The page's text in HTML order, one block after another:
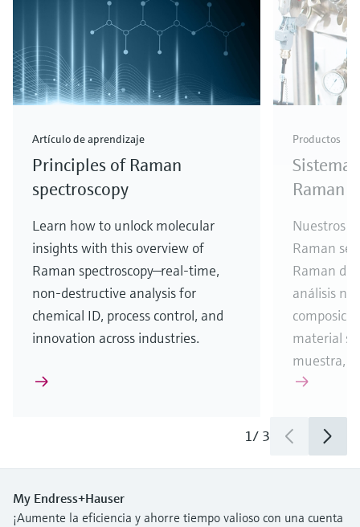
Artículo de aprendizaje
Principles of Raman
spectroscopy
Learn how to unlock molecular
insights with this overview of
Raman spectroscopy—real-time,
non-destructive analysis for
chemical ID, process control, and
innovation across industries.
Productos
Raman
Nuestros
Raman se
Raman de
análisis no
material
muestra,
1/ 3
My Endress+Hauser
¡Aumente la eficiencia y ahorre tiempo valioso con una cuenta